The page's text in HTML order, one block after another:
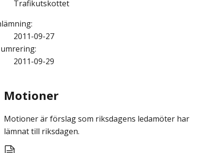
Trafikutskottet
:
2011-09-27
:
2011-09-29
Motioner
Motioner är förslag som riksdagens ledamöter har
lämnat till riksdagen.